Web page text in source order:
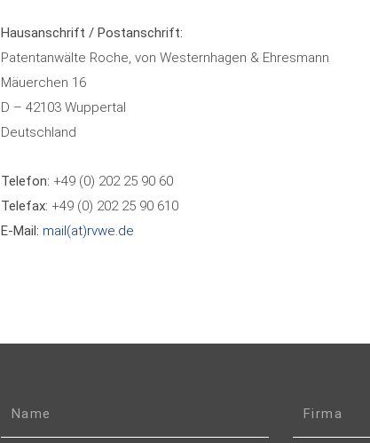
Hausanschrift / Postanschrift:
Patentanwälte Roche, von Westernhagen & Ehresmann
Mäuerchen 16
D – 42103 Wuppertal
Deutschland
Telefon: +49 (0) 202 25 90 60
Telefax: +49 (0) 202 25 90 610
E-Mail: mail(at)rvwe.de